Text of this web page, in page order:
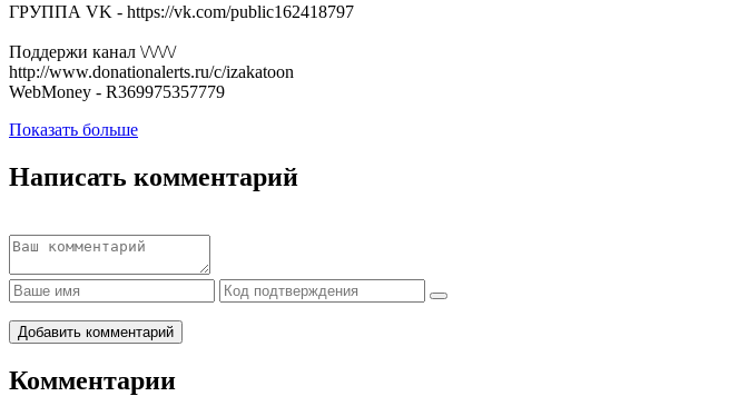
ГРУППА VK - https://vk.com/public162418797
Поддержи канал \/\/\/\/
http://www.donationalerts.ru/c/izakatoon
WebMoney - R369975357779
Показать больше
Написать комментарий
Добавить комментарий
Комментарии